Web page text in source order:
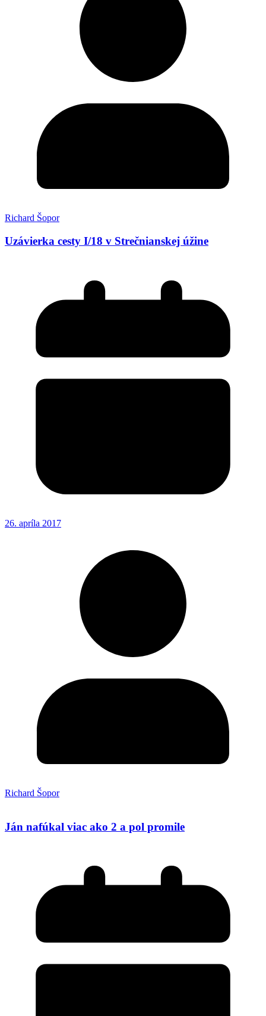
Richard Šopor
Uzávierka cesty I/18 v Strečnianskej úžine
26. apríla 2017
Richard Šopor
Ján nafúkal viac ako 2 a pol promile